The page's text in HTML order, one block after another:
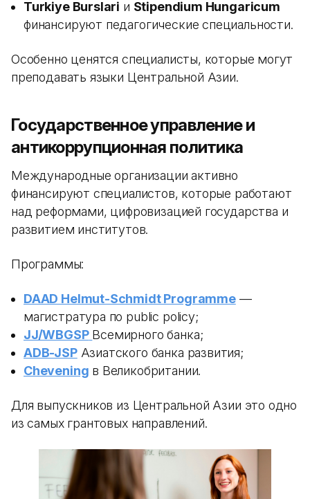
Turkiye Burslari и Stipendium Hungaricum
финансируют педагогические специальности.
Особенно ценятся специалисты, которые могут
преподавать языки Центральной Азии.
Государственное управление и
антикоррупционная политика
Международные организации активно
финансируют специалистов, которые работают
над реформами, цифровизацией государства и
развитием институтов.
Программы:
DAAD Helmut-Schmidt Programme—
магистратура по public policy;
JJ/WBGSP Всемирного банка;
ADB-JSPАзиатского банка развития;
Chevening в Великобритании.
Для выпускников из Центральной Азии это одно
из самых грантовых направлений.